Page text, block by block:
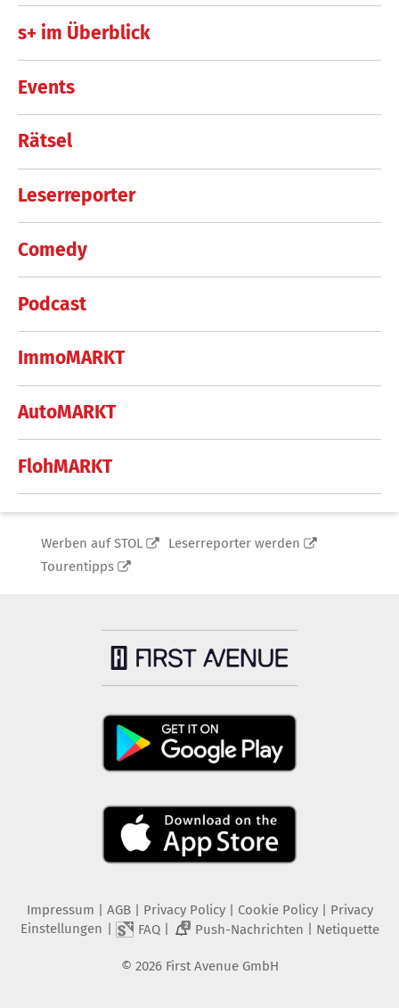
s+ im Überblick
Events
Rätsel
Leserreporter
Comedy
Podcast
ImmoMARKT
AutoMARKT
FlohMARKT
Werben auf STOL
Leserreporter werden
Tourentipps
Impressum | AGB | Privacy Policy| Cookie Policy| Privacy
Einstellungen | FAQ| 2 Push-Nachrichten | Netiquette
© 2026 First Avenue GmbH